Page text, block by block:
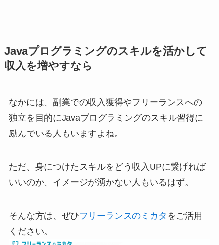
Javaプログラミングのスキルを活かして
収入を増やすなら
なかには、副業での収入獲得やフリーランスへの
独立を目的にJavaプログラミングのスキル習得に
励んでいる人もいますよね。
ただ、身につけたスキルをどう収入UPに繋げれば
いいのか、イメージが湧かない人もいるはず。
そんな方は、ぜひフリーランスのミカタ をご活用
ください。